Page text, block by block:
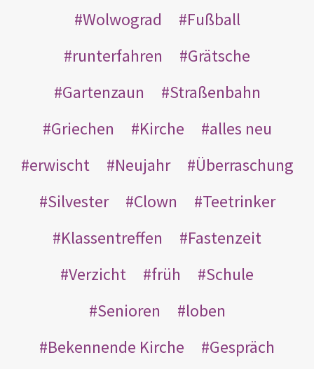
Wolwograd
Fußball
runterfahren
Grätsche
Gartenzaun
Straßenbahn
Griechen
Kirche
alles neu
erwischt
Neujahr
Überraschung
Silvester
Clown
Teetrinker
Klassentreffen
Fastenzeit
Verzicht
früh
Schule
Senioren
loben
Bekennende Kirche
Gespräch